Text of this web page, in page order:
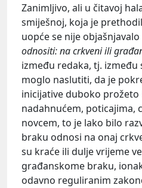
Zanimljivo, ali u čitavoj
smiješnoj, koja je
uopće se nije objašnjavalo
odnositi: na crkveni ili
između redaka, tj.
moglo naslutiti, da je
inicijative duboko
nadahnućem, poticajima,
novcem, to je lako bilo
braku odnosi na onaj
su kraće ili dulje vrijeme
građanskome braku,
odavno reguliranim